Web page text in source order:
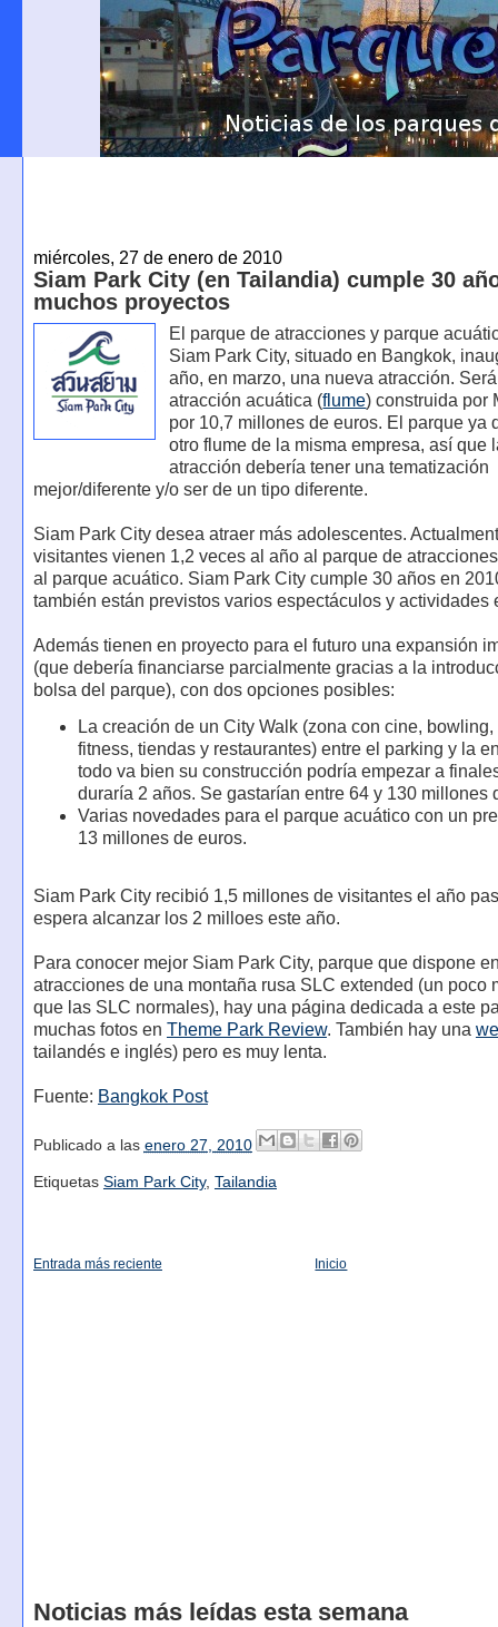
miércoles, 27 de enero de 2010
Siam Park City (en Tailandia) cumple 30
muchos proyectos
El parque de atracciones y parque
Siam Park City, situado en Bangkok,
año, en marzo, una nueva atracción.
atracción acuática (flume) construida por
por 10,7 millones de euros. El parque ya
otro flume de la misma empresa, así que
atracción debería tener una tematización
mejor/diferente y/o ser de un tipo diferente.
Siam Park City desea atraer más adolescentes.
visitantes vienen 1,2 veces al año al parque de
al parque acuático. Siam Park City cumple 30 años en
también están previstos varios espectáculos y actividades
Además tienen en proyecto para el futuro una expansión
(que debería financiarse parcialmente gracias a la
bolsa del parque), con dos opciones posibles:
La creación de un City Walk (zona con cine, bowling,
fitness, tiendas y restaurantes) entre el parking y la
todo va bien su construcción podría empezar a
duraría 2 años. Se gastarían entre 64 y 130 millones
Varias novedades para el parque acuático con un
13 millones de euros.
Siam Park City recibió 1,5 millones de visitantes el año
espera alcanzar los 2 milloes este año.
Para conocer mejor Siam Park City, parque que dispone
atracciones de una montaña rusa SLC extended (un poco
que las SLC normales), hay una página dedicada a este
muchas fotos en Theme Park Review. También hay una
tailandés e inglés) pero es muy lenta.
Fuente: Bangkok Post
Publicado a las enero 27, 2010
Etiquetas Siam Park City, Tailandia
Entrada más reciente Inicio
Noticias más leídas esta semana